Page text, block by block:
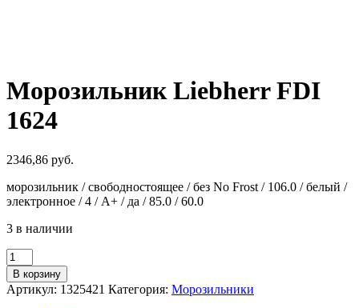
Морозильник Liebherr FDI
1624
2346,86 руб.
морозильник / свободностоящее / без No Frost / 106.0 / белый /
электронное / 4 / A+ / да / 85.0 / 60.0
3 в наличии
Количество
товара
Морозильник
Liebherr
В корзину
Артикул: 1325421 Категория: Морозильники